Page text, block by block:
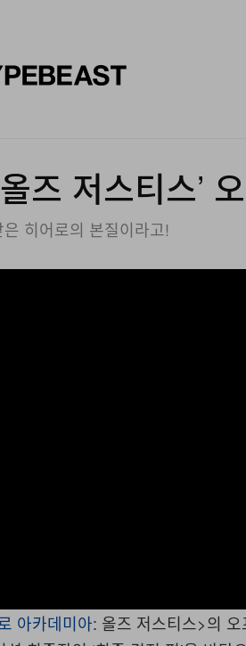
즈 저스티스’
히어로의 본질이라고!
아카데미아: 올즈 저스티스>의